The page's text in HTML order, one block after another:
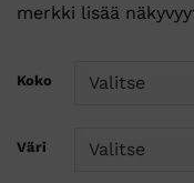
merkki lisää
Koko
Väri